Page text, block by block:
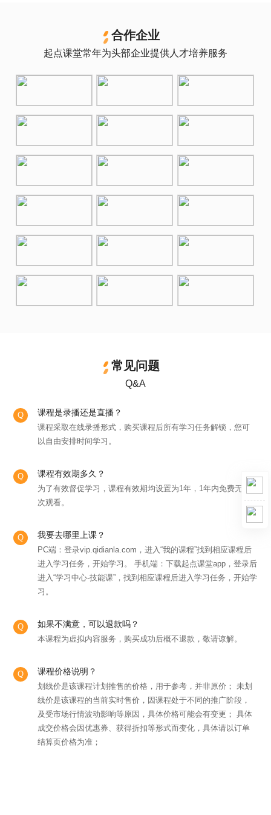
合作企业
起点课堂常年为头部企业提供人才培养服务
常见问题
Q&A
课程是录播还是直播？
课程采取在线录播形式，购买课程后所有学习任务解锁，您可
以自由安排时间学习。
课程有效期多久？
为了有效督促学习，课程有效期均设置为1年，1年内免费无限
次观看。
我要去哪里上课？
PC端：登录vip.qidianla.com，进入“我的课程”找到相应课程后
进入学习任务，开始学习。 手机端：下载起点课堂app，登录后
进入“学习中心-技能课”，找到相应课程后进入学习任务，开始学
习。
如果不满意，可以退款吗？
本课程为虚拟内容服务，购买成功后概不退款，敬请谅解。
课程价格说明？
划线价是该课程计划推售的价格，用于参考，并非原价； 未划
线价是该课程的当前实时售价，因课程处于不同的推广阶段，
及受市场行情波动影响等原因，具体价格可能会有变更； 具体
成交价格会因优惠券、获得折扣等形式而变化，具体请以订单
结算页价格为准；